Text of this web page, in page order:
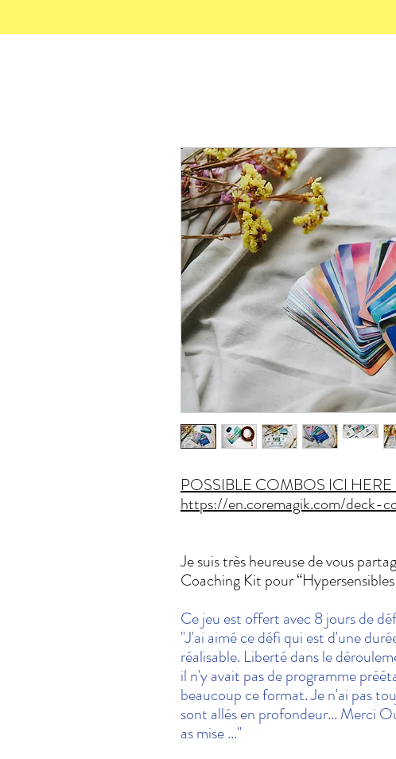
POSSIBLE COMBOS ICI HERE
https://en.coremagik.com/deck-
Je suis très heureuse de vous
Coaching Kit pour
Ce jeu est offert avec 8 jours de
"J'ai aimé ce défi qui est d'une
réalisable. Liberté dans le
il n'y avait pas de programme
beaucoup ce format. Je n'ai pas
sont allés en profondeur... Merci
as mise ..."